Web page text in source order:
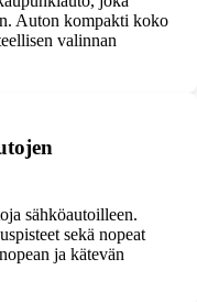
Auton kompakti koko
valinnan
sähköautoilleen.
sekä nopeat
ja kätevän